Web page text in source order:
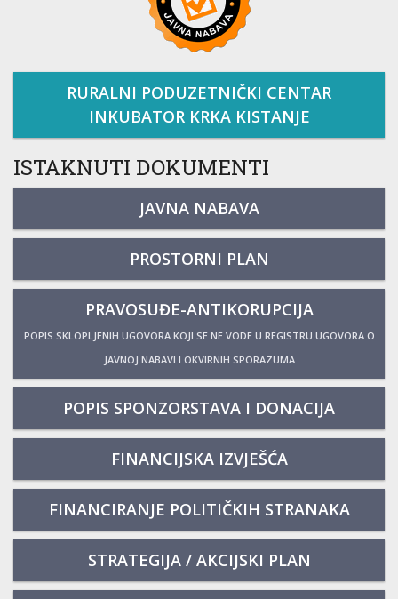
RURALNI PODUZETNIČKI CENTAR
INKUBATOR KRKA KISTANJE
ISTAKNUTI DOKUMENTI
JAVNA NABAVA
PROSTORNI PLAN
PRAVOSUĐE-ANTIKORUPCIJA
POPIS SKLOPLJENIH UGOVORA KOJI SE NE VODE U REGISTRU UGOVORA O
JAVNOJ NABAVI I OKVIRNIH SPORAZUMA
POPIS SPONZORSTAVA I DONACIJA
FINANCIJSKA IZVJEŠĆA
FINANCIRANJE POLITIČKIH STRANAKA
STRATEGIJA / AKCIJSKI PLAN